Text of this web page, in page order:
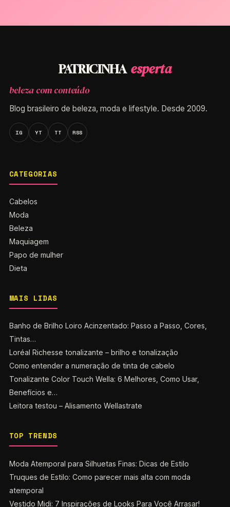
PATRICINHA esperta
beleza com conteúdo
Blog brasileiro de beleza, moda e lifestyle. Desde 2009.
IG YT TT RSS
CATEGORIAS
Cabelos
Moda
Beleza
Maquiagem
Papo de mulher
Dieta
MAIS LIDAS
Banho de Brilho Loiro Acinzentado: Passo a Passo, Cores,
Tintas…
Loréal Richesse tonalizante – brilho e tonalização
Como entender a numeração de tinta de cabelo
Tonalizante Color Touch Wella: 6 Melhores, Como Usar,
Benefícios e…
Leitora testou – Alisamento Wellastrate
TOP TRENDS
Moda Atemporal para Silhuetas Finas: Dicas de Estilo
Truques de Estilo: Como parecer mais alta com moda
atemporal
Vestido Midi: 7 Inspirações de Looks Para Você Arrasar!